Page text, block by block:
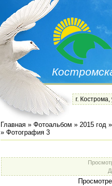
г.
Главная » Фотоальбом » 2015 год »
» Фотография 3